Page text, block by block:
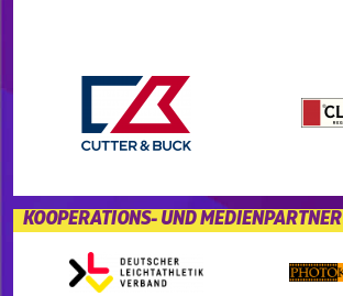
KOOPERATIONS- UND MEDIENPARTNER